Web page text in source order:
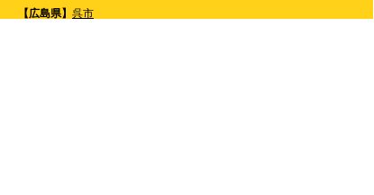
【広島県】 呉市